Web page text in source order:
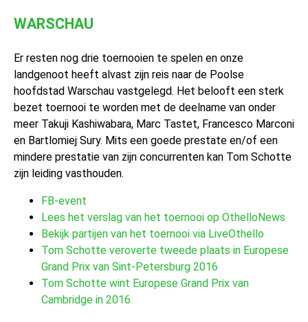
WARSCHAU
Er resten nog drie toernooien te spelen en onze
landgenoot heeft alvast zijn reis naar de Poolse
hoofdstad Warschau vastgelegd. Het belooft een sterk
bezet toernooi te worden met de deelname van onder
meer Takuji Kashiwabara, Marc Tastet, Francesco Marconi
en Bartlomiej Sury. Mits een goede prestate en/of een
mindere prestatie van zijn concurrenten kan Tom Schotte
zijn leiding vasthouden.
FB-event
Lees het verslag van het toernooi op OthelloNews
Bekijk partijen van het toernooi via LiveOthello
Tom Schotte veroverte tweede plaats in Europese
Grand Prix van Sint-Petersburg 2016
Tom Schotte wint Europese Grand Prix van
Cambridge in 2016